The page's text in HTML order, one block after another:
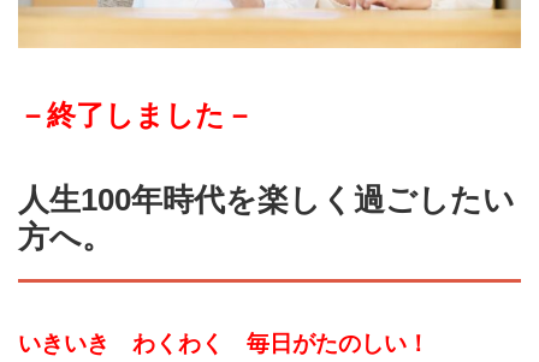
－終了しました－
人生100年時代を楽しく過ごしたい
方へ。
いきいき わくわく 毎日がたのしい！